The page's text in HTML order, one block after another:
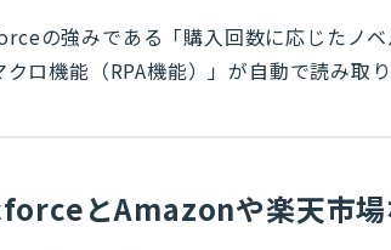
の強みである「購入回数に応じたノ
クロ機能（RPA機能）」が自動で読み取
とAmazonや楽天市場